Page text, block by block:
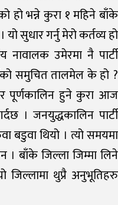
हो भन्ने कुरा १ महिने बाँके
सुधार गर्नु मेरो कर्तव्य हो
नावालक उमेरमा नै पार्टी
समुचित तालमेल के हो ?
पूर्णकालिन हुने कुरा आज
। जनयुद्धकालिन पार्टी
बडुवा थियो । त्यो समयमा
बाँके जिल्ला जिम्मा लिने
थुप्रै अनुभूतिहरु